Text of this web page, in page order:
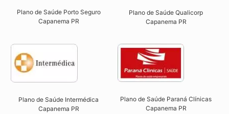
Plano de Saúde Porto Seguro
Capanema PR​
Plano de Saúde Qualicorp
Capanema PR​
Plano de Saúde Intermédica
Capanema PR​
Plano de Saúde Paraná Clínicas
Capanema PR